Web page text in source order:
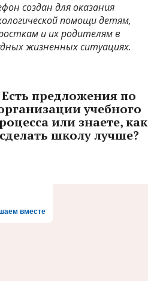
создан для оказания
помощи детям,
и их родителям в
жизненных ситуациях.
Есть предложения по
учебного
или знаете, как
сделать школу лучше?
вместе